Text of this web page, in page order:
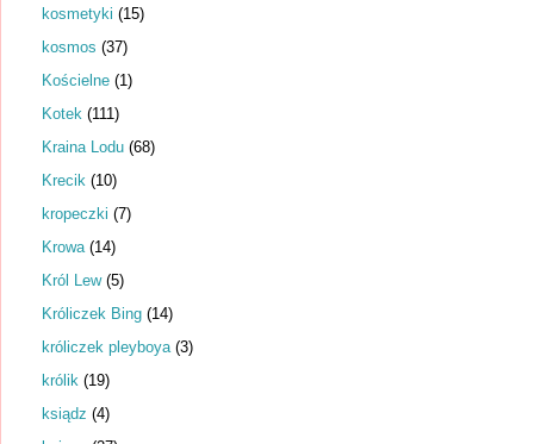
kosmetyki (15)
kosmos (37)
Kościelne (1)
Kotek (111)
Kraina Lodu (68)
Krecik (10)
kropeczki (7)
Krowa (14)
Król Lew (5)
Króliczek Bing (14)
króliczek pleyboya (3)
królik (19)
ksiądz (4)